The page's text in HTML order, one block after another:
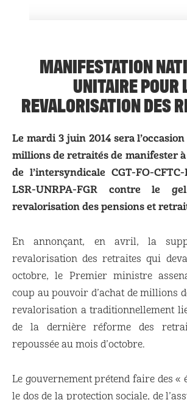
MANIFESTATION
UNITAIRE POUR
REVALORISATION DES
Le mardi 3 juin 2014 sera
millions de retraités de manifester
de l’intersyndicale CGT-FO-
LSR-UNRPA-FGR contre le
revalorisation des pensions et
En annonçant, en avril, la
revalorisation des retraites qui
octobre, le Premier ministre
coup au pouvoir d’achat de millions
revalorisation a traditionnellement
de la dernière réforme des
repoussée au mois d’octobre.
Le gouvernement prétend faire des «
le dos de la protection sociale, de